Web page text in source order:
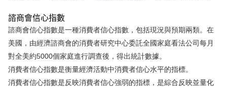
要聞
快訊
美股
港股
新股
諮商會信心指數
諮商會信心指數是一種消費者信心指數，包括現況與預期兩類。在
美國，由經濟諮商會的消費者研究中心委託全國家庭看法公司每月
對全美約5000個家庭進行調查後，得出統計數據。
消費者信心指數是衡量經濟活動中消費者信心水平的指標。
消費者信心指數是反映消費者信心強弱的指標，是綜合反映並量化